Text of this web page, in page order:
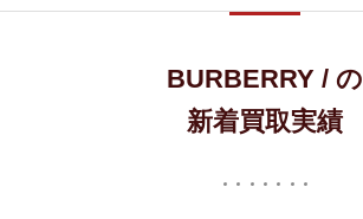
BURBERRY / の
新着買取実績